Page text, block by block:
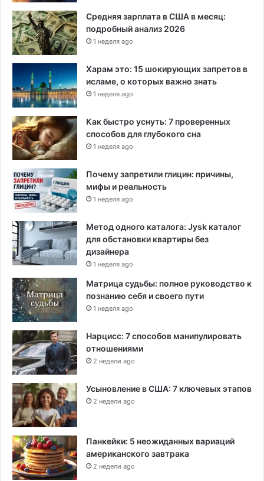
Средняя зарплата в США в месяц:
подробный анализ 2026
1 неделя ago
Харам это: 15 шокирующих запретов в
исламе, о которых важно знать
1 неделя ago
Как быстро уснуть: 7 проверенных
способов для глубокого сна
1 неделя ago
Почему запретили глицин: причины,
мифы и реальность
1 неделя ago
Метод одного каталога: Jysk каталог
для обстановки квартиры без
дизайнера
1 неделя ago
Матрица судьбы: полное руководство к
познанию себя и своего пути
1 неделя ago
Нарцисс: 7 способов манипулировать
отношениями
2 недели ago
Усыновление в США: 7 ключевых этапов
2 недели ago
Панкейки: 5 неожиданных вариаций
американского завтрака
2 недели ago